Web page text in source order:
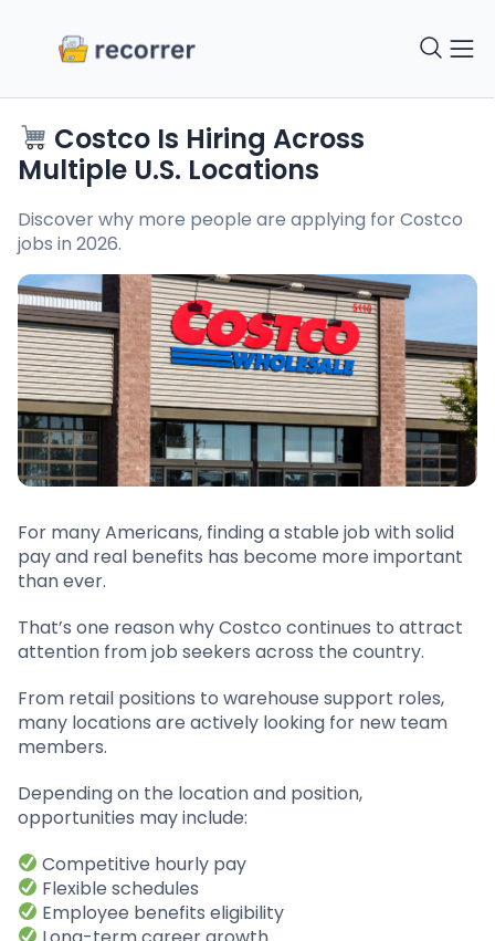
Costco Is Hiring Across
Multiple U.S. Locations
Discover why more people are applying for Costco
jobs in 2026.
For many Americans, finding a stable job with solid
pay and real benefits has become more important
than ever.
That’s one reason why Costco continues to attract
attention from job seekers across the country.
From retail positions to warehouse support roles,
many locations are actively looking for new team
members.
Depending on the location and position,
opportunities may include:
Competitive hourly pay
Flexible schedules
Employee benefits eligibility